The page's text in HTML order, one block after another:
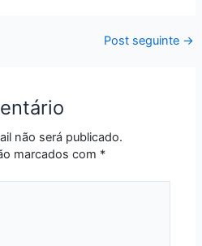
Post seguinte →
não será publicado.
marcados com *